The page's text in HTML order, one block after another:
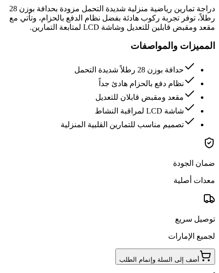
دراجة تمارين رياضية منزلية شديدة التحمل مزودة بحدافة بوزن 28
رطلاً، توفر تجربة ركوب هادئة بفضل نظام الدفع بالحزام، وتأتي مع
مقعد ومقبض قابلين للتعديل وشاشة LCD لمتابعة التمارين.
المميزات والمواصفات
حدافة بوزن 28 رطلاً شديدة التحمل
نظام دفع بالحزام هادئ جداً
مقعد ومقبض قابلان للتعديل
شاشة LCD لمراقبة النشاط
تصميم مناسب للتمارين القلبية المنزلية
ضمان الجودة
معدات أصلية
توصيل سريع
لجميع الإمارات
أضف إلى السلة وإتمام الطلب